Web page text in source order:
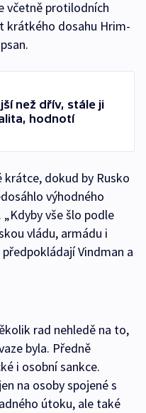
včetně protilodních
krátkého dosahu Hrim-
než dřív, stále ji
hodnotí
dokud by Rusko
výhodného
vše šlo podle
vládu, armádu i
Vindman a
rad nehledě na to,
byla. Předně
i osobní sankce.
na osoby spojené s
útoku, ale také